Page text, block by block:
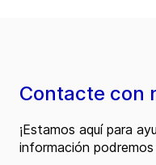
Contacte con
¡Estamos aquí para
información